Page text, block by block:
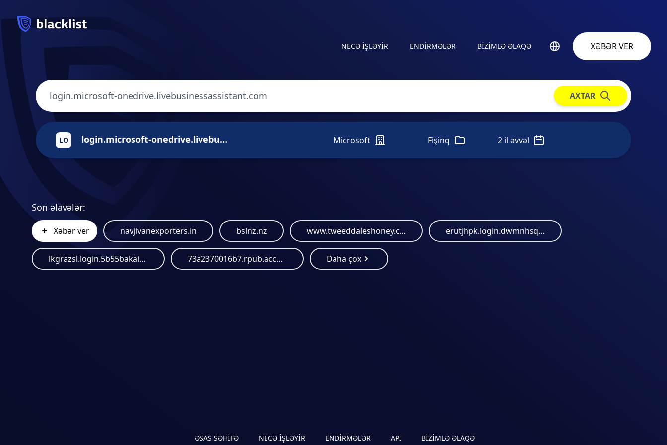
NECƏ IŞLƏYIR ENDIRMƏLƏR BIZIMLƏ ƏLAQƏ XƏBƏR VER
AXTAR
LO login.microsoft-onedrive.livebusinessassistant.com Microsoft Fişinq 2 il əvvəl
Son əlavələr:
Xəbər ver navjivanexporters.in bslnz.nz www.tweeddaleshoney.co.nz erutjhpk.login.dwmnhsqa.wccheck-6b3c4826-a.santandertelephony-yfcowbeta.bimp-bot.duckdns.org
lkgrazsl.login.5b55bakaizeipheexooz.bckwsbem.santander.bimp-bot.duckdns.org 73a2370016b7.rpub.account-paypal.antimoney-laundering.org Daha çox
ƏSAS SƏHIFƏ NECƏ IŞLƏYIR ENDIRMƏLƏR API BIZIMLƏ ƏLAQƏ